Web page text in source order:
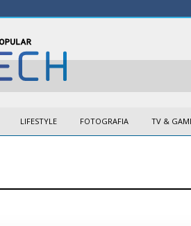
LIFESTYLE FOTOGRAFIA TV &